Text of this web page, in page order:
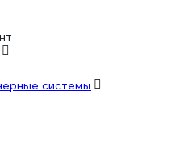
системы